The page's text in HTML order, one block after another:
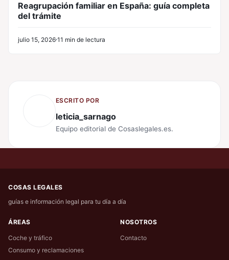
Reagrupación familiar en España: guía completa
del trámite
julio 15, 2026 11 min de lectura
ESCRITO POR
leticia_sarnago
Equipo editorial de Cosaslegales.es.
COSAS LEGALES
guías e información legal para tu día a día
ÁREAS
Coche y tráfico
Consumo y reclamaciones
NOSOTROS
Contacto